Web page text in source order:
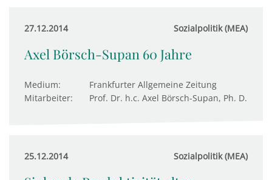
27.12.2014 Sozialpolitik (MEA)
Axel Börsch-Supan 60 Jahre
Medium:
Frankfurter Allgemeine Zeitung
Mitarbeiter:
Prof. Dr. h.c. Axel Börsch-Supan, Ph. D.
25.12.2014 Sozialpolitik (MEA)